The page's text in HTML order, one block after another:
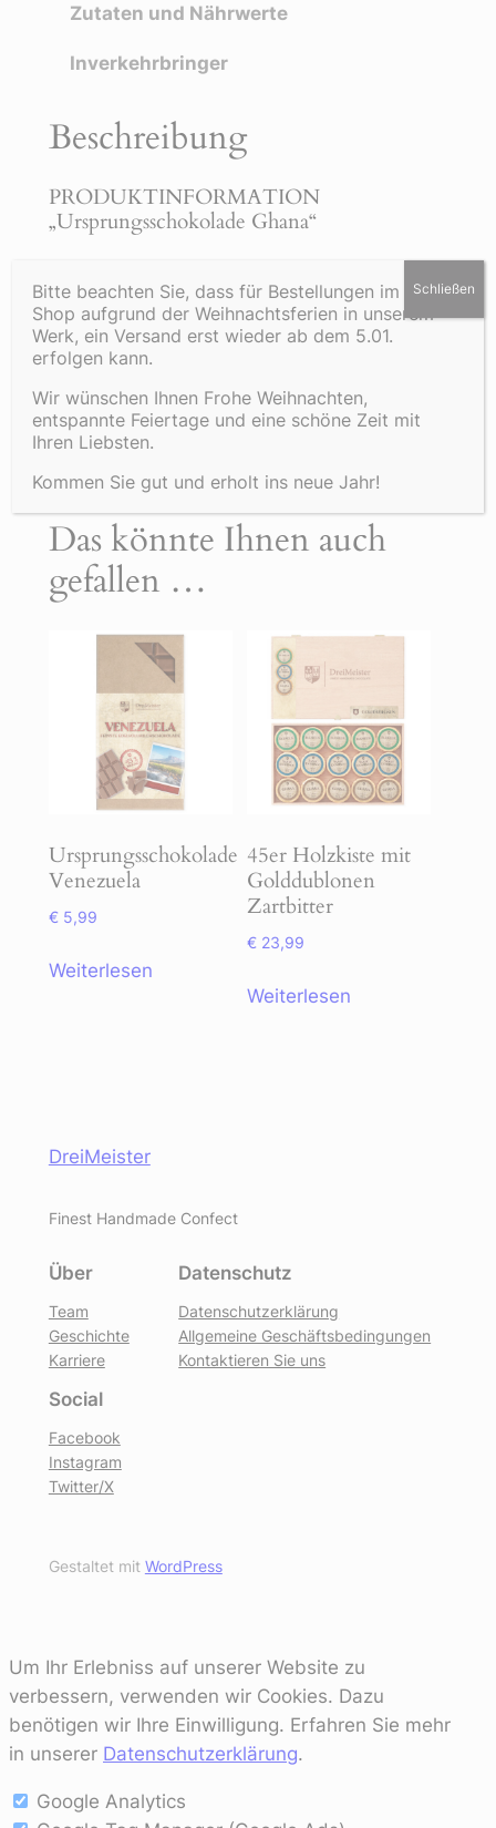
Zutaten und Nährwerte
Inverkehrbringer
Beschreibung
PRODUKTINFORMATION
„Ursprungsschokolade Ghana“
Dunkle Schokolade mit einem kräftigen
Kakaogehalt von 85%. Bei geringem
Schokolade durch Ihren feinwürzigen
Schokoladengeschmack. Eine Schokolade
Das könnte Ihnen auch
gefallen …
Ursprungsschokolade
Venezuela
€ 5,99
Weiterlesen
45er Holzkiste mit
Golddublonen
Zartbitter
€ 23,99
Weiterlesen
DreiMeister
Finest Handmade Confect
Über
Team
Geschichte
Karriere
Datenschutz
Datenschutzerklärung
Allgemeine Geschäftsbedingungen
Kontaktieren Sie uns
Social
Facebook
Instagram
Twitter/X
Gestaltet mit WordPress
Um Ihr Erlebniss auf unserer Website zu
verbessern, verwenden wir Cookies. Dazu
benötigen wir Ihre Einwilligung. Erfahren Sie mehr
in unserer Datenschutzerklärung.
Google Analytics
Bitte beachten Sie, dass für Bestellungen im Online
Shop aufgrund der Weihnachtsferien in unserem
Werk, ein Versand erst wieder ab dem 5.01.
erfolgen kann.
Wir wünschen Ihnen Frohe Weihnachten,
entspannte Feiertage und eine schöne Zeit mit
Ihren Liebsten.
Kommen Sie gut und erholt ins neue Jahr!
Schließen